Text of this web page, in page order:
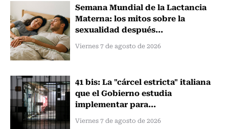
Semana Mundial de la Lactancia
Materna: los mitos sobre la
sexualidad después...
Viernes 7 de agosto de 2026
41 bis: La "cárcel estricta" italiana
que el Gobierno estudia
implementar para...
Viernes 7 de agosto de 2026